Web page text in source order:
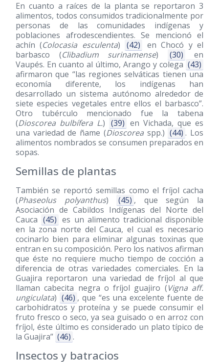
En cuanto a raíces de la planta se reportaron 3
alimentos, todos consumidos tradicionalmente por
personas de las comunidades indígenas y
poblaciones afrodescendientes. Se mencionó el
achín (Colocasia esculenta) (42)
en Chocó y el
barbasco (Clibadium surinamense) (30)
en
Vaupés. En cuanto al último, Arango y colega (43)
afirmaron que “las regiones selváticas tienen una
economía diferente, los indígenas han
desarrollado un sistema autónomo alrededor de
siete especies vegetales entre ellos el barbasco”.
Otro tubérculo mencionado fue la tabena
(Dioscorea bulbífera L.) (39) en Vichada, que es
una variedad de ñame (Dioscoreaspp.) (44) . Los
alimentos nombrados se consumen preparados en
sopas.
Semillas de plantas
También se reportó semillas como el fríjol cacha
(Phaseolus polyanthus) (45) , que según la
Asociación de Cabildos Indígenas del Norte del
Cauca (45) es un alimento tradicional disponible
en la zona norte del Cauca, el cual es necesario
cocinarlo bien para eliminar algunas toxinas que
entran en su composición. Pero los nativos afirman
que éste no requiere mucho tiempo de cocción a
diferencia de otras variedades comerciales. En la
Guajira reportaron una variedad de fríjol al que
llaman cabecita negra o fríjol guajiro (Vigna aff.
ungiculata) (46) , que “es una excelente fuente de
carbohidratos y proteína y se puede consumir el
fruto fresco o seco, ya sea guisado o en arroz con
fríjol, éste último es considerado un plato típico de
la Guajira” (46) .
Insectos y batracios